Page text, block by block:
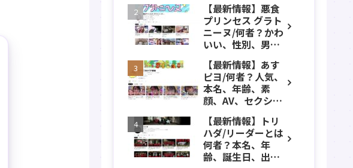
久保公園、本名、
年齢、誕生日、職
業、かわいい、彼
女などのプロフィ
ール、YouTubeチ
ャンネル紹介！
【最新情報】悪食
プリンセス グラト
ニーヌ/何者？かわ
いい、性別、男？
長、出身などのプ
ロフィール、
YouTubeチャンネ
ル紹介！
【最新情報】あす
ピヨ/何者？人気、
本名、年齢、素
顔、AV、セクシ
る、身長、出身、
学歴、経歴、仕事
のプロフィール、
YouTubeチャンネ
【最新情報】トリ
ハダ/リーダーとは
何者？本名、年
齢、誕生日、出